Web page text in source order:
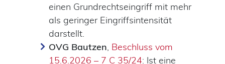
einen Grundrechtseingriff mit mehr
als geringer Eingriffsintensität
darstellt.
OVG Bautzen, Beschluss vom
15.6.2026 – 7 C 35/24: Ist eine